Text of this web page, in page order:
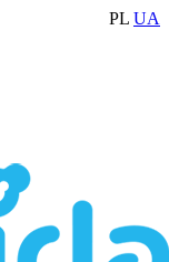
PL UA